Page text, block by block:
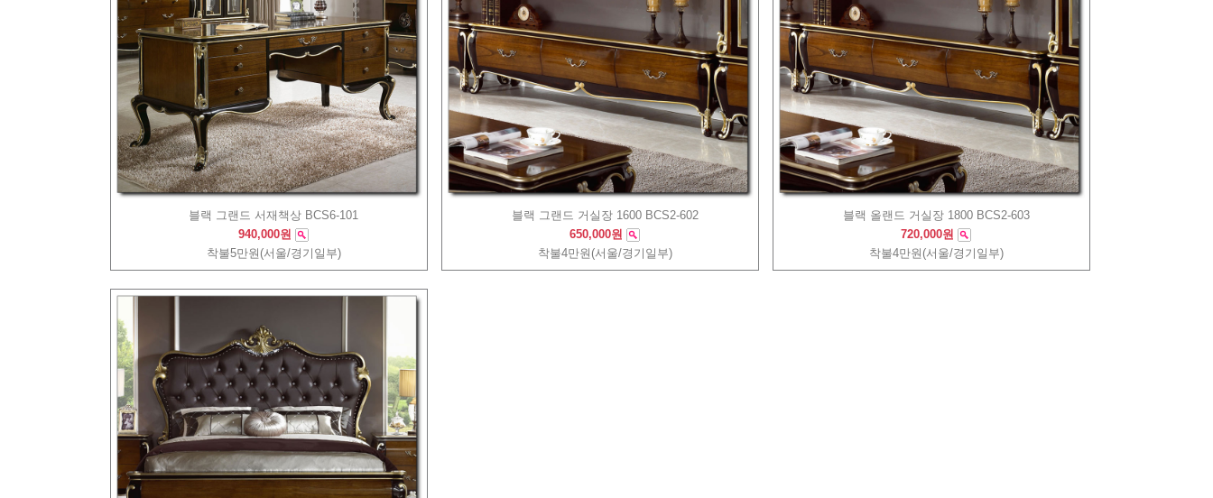
블랙 그랜드 서재책상 BCS6-101
940,000원
착불5만원(서울/경기일부)
블랙 그랜드 거실장 1600 BCS2-602
650,000원
착불4만원(서울/경기일부)
블랙 올랜드 거실장 1800 BCS2-603
720,000원
착불4만원(서울/경기일부)